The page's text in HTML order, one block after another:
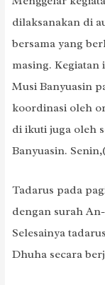
dilaksanakan di
bersama yang
masing.
Musi Banyuasin
koordinasi oleh
di ikuti juga oleh
Banyuasin.
Tadarus pada
dengan surah
Selesainya
Dhuha secara